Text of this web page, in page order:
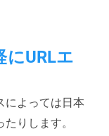
にURLエ
によっては日本
たりします。